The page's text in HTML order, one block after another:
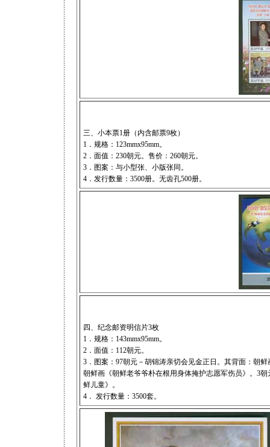
三、小本票1册（内含邮票9枚）
1．规格：123mmx95mm。
2．面值：230朝元。售价：260朝元。
3．图案：与小型张、小版张同。
4．发行数量：3500册。无齿孔500册。
四、纪念邮资明信片3枚
1．规格：143mmx95mm。
2．面值：112朝元。
3．图案：97朝元－胡锦涛亲切会见金正日。其背面：朝
朝鲜画《朝鲜老爷爷朴在根用身体掩护志愿军伤员》。3
鲜儿童》。
4． 发行数量：3500套。